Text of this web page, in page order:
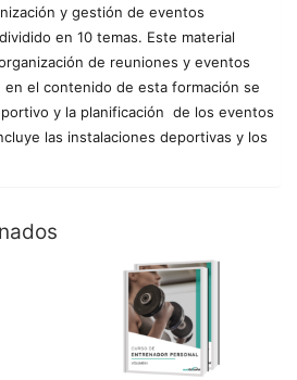
y gestión de eventos
en 10 temas. Este material
de reuniones y eventos
el contenido de esta formación se
y la planificación de los eventos
las instalaciones deportivas y los